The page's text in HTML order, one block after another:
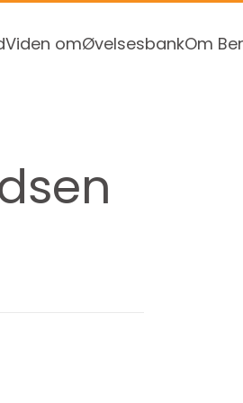
Viden omØvelsesbankOm